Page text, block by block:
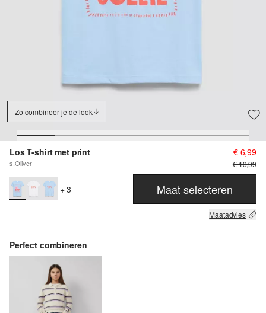
Zo combineer je de look
Los T-shirt met print
s.Oliver
€ 6,99
€ 13,99
+ 3 Maat selecteren
Maatadvies
Perfect combineren